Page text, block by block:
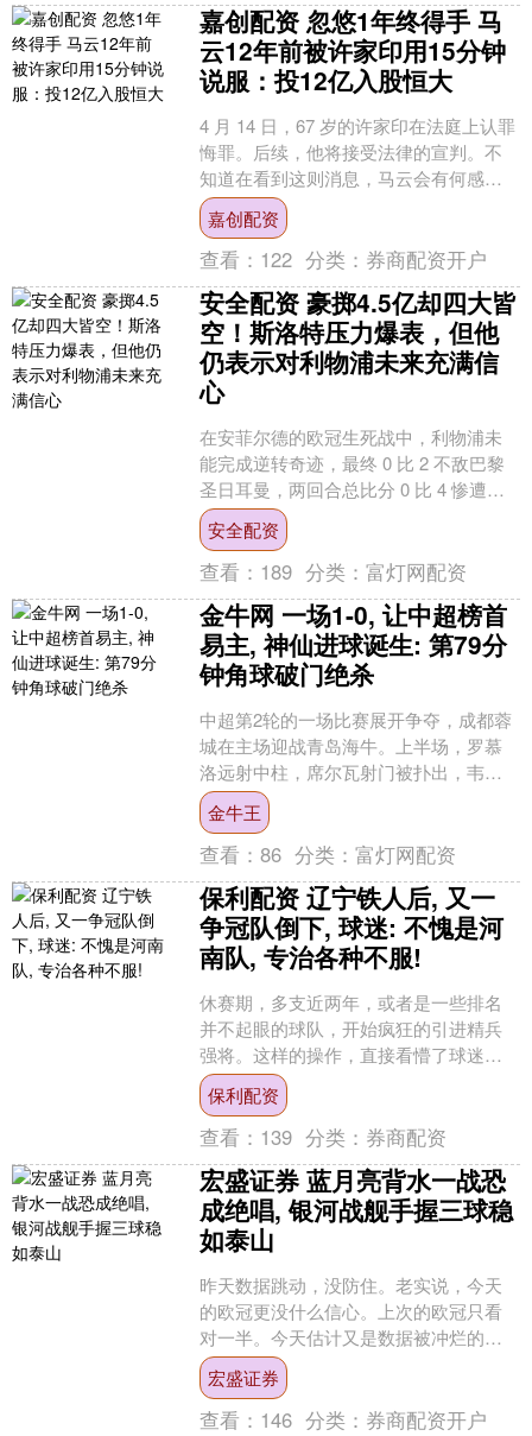
嘉创配资 忽悠1年终得手 马
云12年前被许家印用15分钟
说服：投12亿入股恒大
4 月 14 日，67 岁的许家印在法庭上认罪
悔罪。后续，他将接受法律的宣判。不
知道在看到这则消息，马云会有何感
想。12 年前，他曾在一次冲动后狂砸 12
亿，....
嘉创配资
查看： 122 分类： 券商配资开户
安全配资 豪掷4.5亿却四大皆
空！斯洛特压力爆表，但他
仍表示对利物浦未来充满信
心
在安菲尔德的欧冠生死战中，利物浦未
能完成逆转奇迹，最终 0 比 2 不敌巴黎
圣日耳曼，两回合总比分 0 比 4 惨遭淘
汰。 首回合已经 0 比 2 落后的情况下....
安全配资
查看： 189 分类：富灯网配资
金牛网 一场1-0, 让中超榜首
易主, 神仙进球诞生: 第79分
钟角球破门绝杀
中超第2轮的一场比赛展开争夺，成都蓉
城在主场迎战青岛海牛。上半场，罗慕
洛远射中柱，席尔瓦射门被扑出，韦世
豪射门中柱。下半场，罗慕洛射门踢
飞，席尔瓦低射被挡出，韩....
金牛王
查看：86 分类：富灯网配资
保利配资 辽宁铁人后, 又一
争冠队倒下, 球迷: 不愧是河
南队, 专治各种不服!
休赛期，多支近两年，或者是一些排名
并不起眼的球队，开始疯狂的引进精兵
强将。这样的操作，直接看懵了球迷。
直到足协一纸处罚通知，球迷才明白是
怎么一回事。像山东泰山、....
保利配资
查看： 139 分类： 券商配资
宏盛证券 蓝月亮背水一战恐
成绝唱, 银河战舰手握三球稳
如泰山
昨天数据跳动，没防住。老实说，今天
的欧冠更没什么信心。上次的欧冠只看
对一半。今天估计又是数据被冲烂的一
天。噪音太大，我暂时没辙。慎重参
考。 首回合0-3，这对曼....
宏盛证券
查看： 146 分类： 券商配资开户